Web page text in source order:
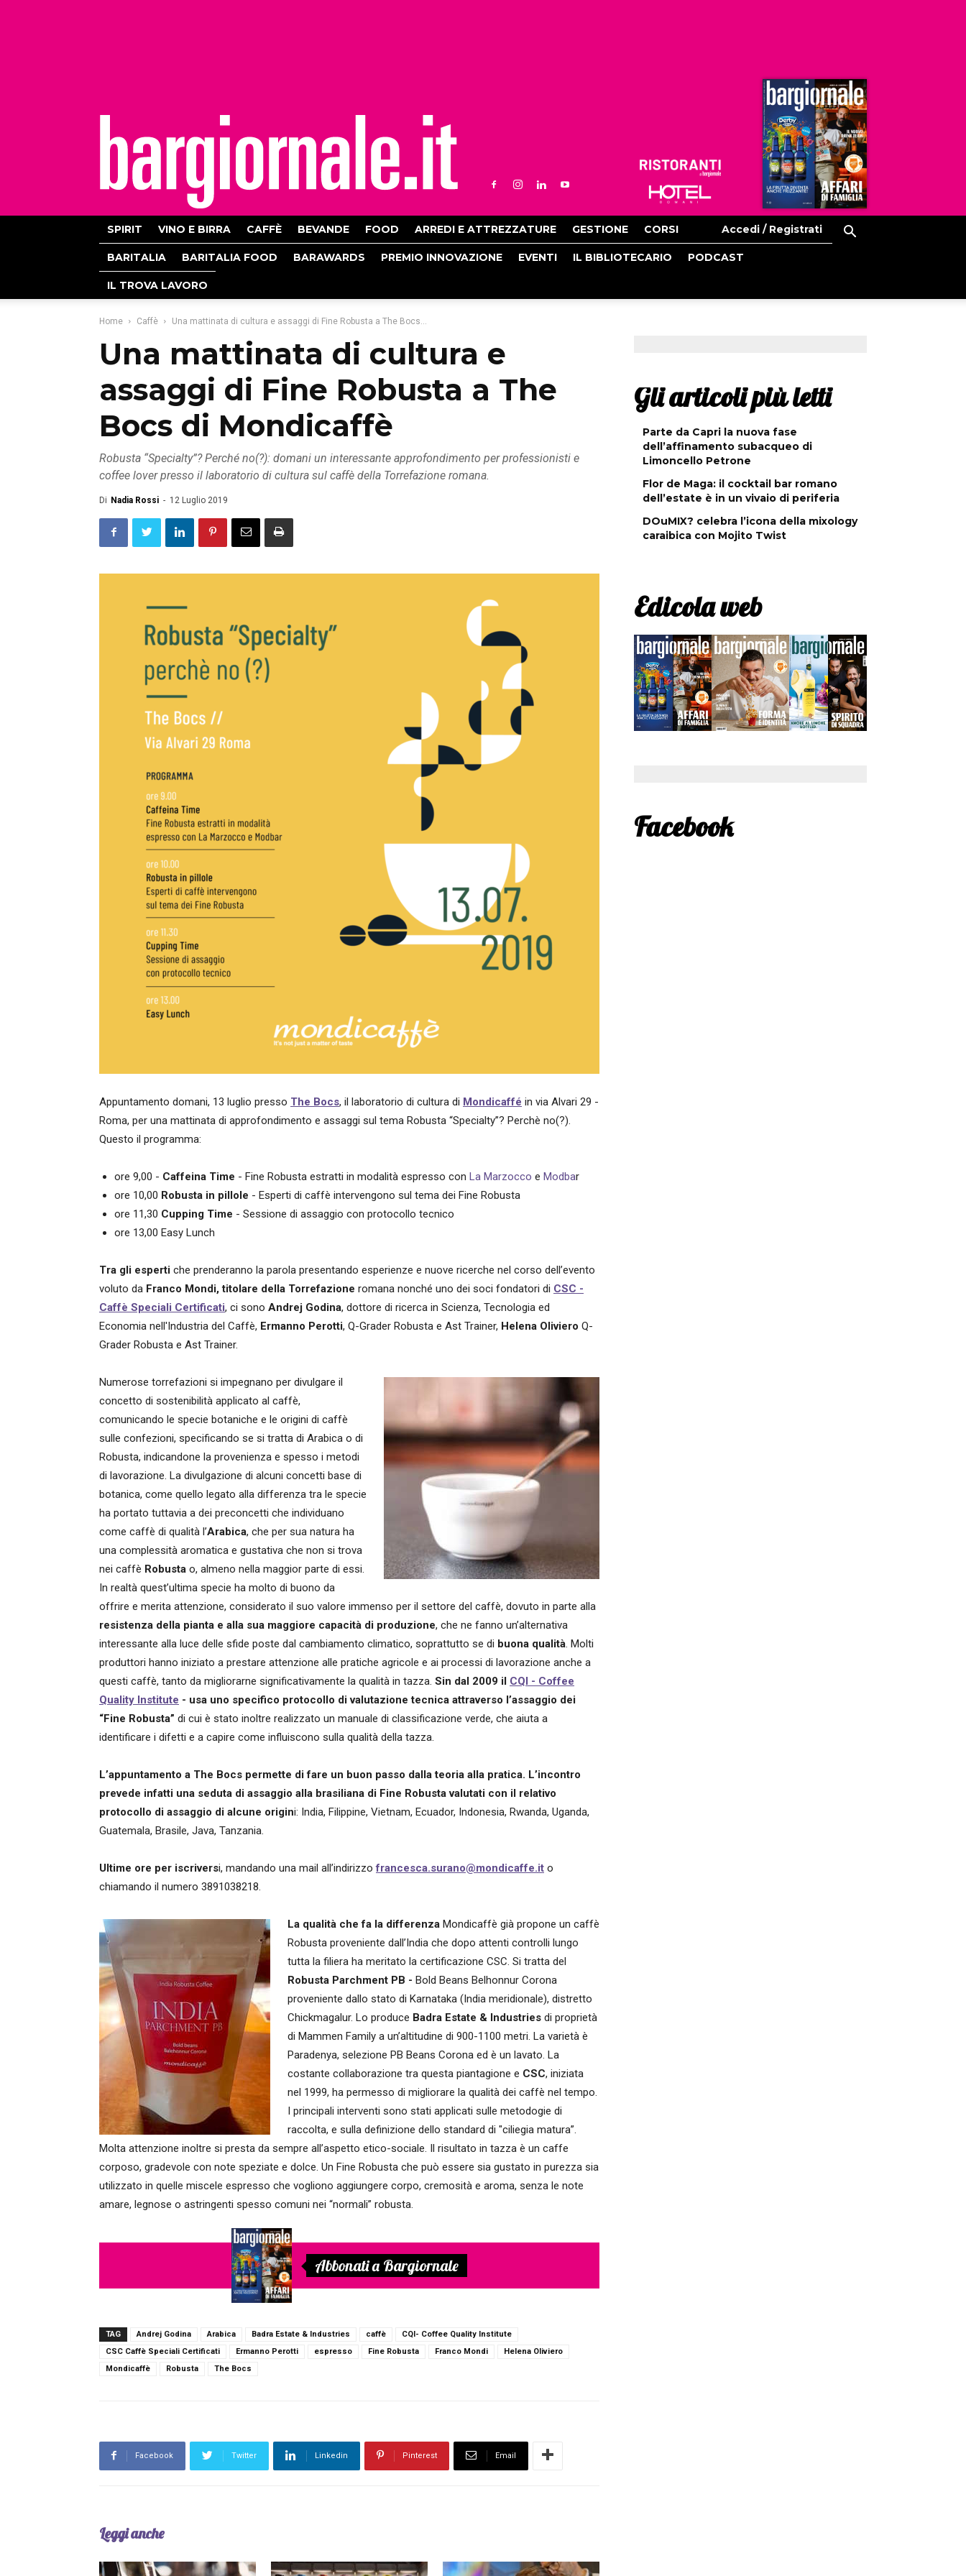
Ristoranti
Hoteldomani
SPIRIT VINO E BIRRA CAFFÈ BEVANDE FOOD ARREDI E ATTREZZATURE GESTIONE CORSI Accedi / Registrati
BARITALIA BARITALIA FOOD BARAWARDS PREMIO INNOVAZIONE EVENTI IL BIBLIOTECARIO PODCAST
IL TROVA LAVORO
Home Caffè Una mattinata di cultura e assaggi di Fine Robusta a The Bocs...
Una mattinata di cultura e
assaggi di Fine Robusta a The
Bocs di Mondicaffè
Robusta “Specialty”? Perché no(?): domani un interessante approfondimento per professionisti e
coffee lover presso il laboratorio di cultura sul caffè della Torrefazione romana.
Di Nadia Rossi - 12 Luglio 2019
Appuntamento domani, 13 luglio presso The Bocs, il laboratorio di cultura di Mondicaffé in via Alvari 29 -
Roma, per una mattinata di approfondimento e assaggi sul tema Robusta “Specialty”? Perchè no(?).
Questo il programma:
ore 9,00 - Caffeina Time - Fine Robusta estratti in modalità espresso con La Marzocco e Modbar
ore 10,00 Robusta in pillole - Esperti di caffè intervengono sul tema dei Fine Robusta
ore 11,30 Cupping Time - Sessione di assaggio con protocollo tecnico
ore 13,00 Easy Lunch
Tra gli esperti che prenderanno la parola presentando esperienze e nuove ricerche nel corso dell’evento
voluto da Franco Mondi, titolare della Torrefazione romana nonché uno dei soci fondatori di CSC -
Caffè Speciali Certificati, ci sono Andrej Godina, dottore di ricerca in Scienza, Tecnologia ed
Economia nell'Industria del Caffè, Ermanno Perotti, Q-Grader Robusta e Ast Trainer, Helena Oliviero Q-
Grader Robusta e Ast Trainer.
Numerose torrefazioni si impegnano per divulgare il
concetto di sostenibilità applicato al caffè,
comunicando le specie botaniche e le origini di caffè
sulle confezioni, specificando se si tratta di Arabica o di
Robusta, indicandone la provenienza e spesso i metodi
di lavorazione. La divulgazione di alcuni concetti base di
botanica, come quello legato alla differenza tra le specie
ha portato tuttavia a dei preconcetti che individuano
come caffè di qualità l’Arabica, che per sua natura ha
una complessità aromatica e gustativa che non si trova
nei caffè Robusta o, almeno nella maggior parte di essi.
In realtà quest’ultima specie ha molto di buono da
offrire e merita attenzione, considerato il suo valore immenso per il settore del caffè, dovuto in parte alla
resistenza della pianta e alla sua maggiore capacità di produzione, che ne fanno un’alternativa
interessante alla luce delle sfide poste dal cambiamento climatico, soprattutto se di buona qualità. Molti
produttori hanno iniziato a prestare attenzione alle pratiche agricole e ai processi di lavorazione anche a
questi caffè, tanto da migliorarne significativamente la qualità in tazza. Sin dal 2009 il CQI - Coffee
Quality Institute - usa uno specifico protocollo di valutazione tecnica attraverso l’assaggio dei
“Fine Robusta” di cui è stato inoltre realizzato un manuale di classificazione verde, che aiuta a
identificare i difetti e a capire come influiscono sulla qualità della tazza.
L’appuntamento a The Bocs permette di fare un buon passo dalla teoria alla pratica. L’incontro
prevede infatti una seduta di assaggio alla brasiliana di Fine Robusta valutati con il relativo
protocollo di assaggio di alcune origini: India, Filippine, Vietnam, Ecuador, Indonesia, Rwanda, Uganda,
Guatemala, Brasile, Java, Tanzania.
Ultime ore per iscriversi, mandando una mail all’indirizzofrancesca.surano@mondicaffe.it o
chiamando il numero 3891038218.
La qualità che fa la differenza Mondicaffè già propone un caffè
Robusta proveniente dall’India che dopo attenti controlli lungo
tutta la filiera ha meritato la certificazione CSC. Si tratta del
Robusta Parchment PB - Bold Beans Belhonnur Corona
proveniente dallo stato di Karnataka (India meridionale), distretto
Chickmagalur. Lo produce Badra Estate & Industries di proprietà
di Mammen Family a un’altitudine di 900-1100 metri. La varietà è
Paradenya, selezione PB Beans Corona ed è un lavato. La
costante collaborazione tra questa piantagione e CSC, iniziata
nel 1999, ha permesso di migliorare la qualità dei caffè nel tempo.
I principali interventi sono stati applicati sulle metodogie di
raccolta, e sulla definizione dello standard di "ciliegia matura”.
Molta attenzione inoltre si presta da sempre all’aspetto etico-sociale. Il risultato in tazza è un caffe
corposo, gradevole con note speziate e dolce. Un Fine Robusta che può essere sia gustato in purezza sia
utilizzato in quelle miscele espresso che vogliono aggiungere corpo, cremosità e aroma, senza le note
amare, legnose o astringenti spesso comuni nei “normali” robusta.
Abbonati a Bargiornale
TAG Andrej Godina Arabica Badra Estate & Industries caffè
CQI- Coffee Quality Institute
CSC Caffè Speciali Certificati
Ermanno Perotti espresso Fine Robusta Franco Mondi
Helena Oliviero
Mondicaffè
Robusta The Bocs
Facebook Twitter Linkedin Pinterest Email
Leggi anche
Gli articoli più letti
Parte da Capri la nuova fase
dell’affinamento subacqueo di
Limoncello Petrone
Flor de Maga: il cocktail bar romano
dell’estate è in un vivaio di periferia
DOuMIX? celebra l’icona della mixology
caraibica con Mojito Twist
Edicola web
Facebook